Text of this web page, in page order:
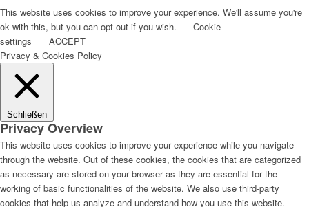
This website uses cookies to improve your experience. We'll assume you're
ok with this, but you can opt-out if you wish.
Cookie
settings
ACCEPT
Privacy & Cookies Policy
Schließen
Privacy Overview
This website uses cookies to improve your experience while you navigate
through the website. Out of these cookies, the cookies that are categorized
as necessary are stored on your browser as they are essential for the
working of basic functionalities of the website. We also use third-party
cookies that help us analyze and understand how you use this website.